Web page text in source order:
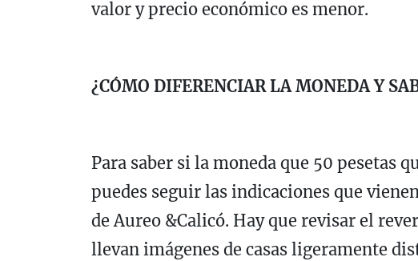
valor y precio económico es menor.
¿CÓMO DIFERENCIAR LA MONEDA Y
Para saber si la moneda que 50 pesetas
puedes seguir las indicaciones que
de Aureo &Calicó. Hay que revisar el
llevan imágenes de casas ligeramente